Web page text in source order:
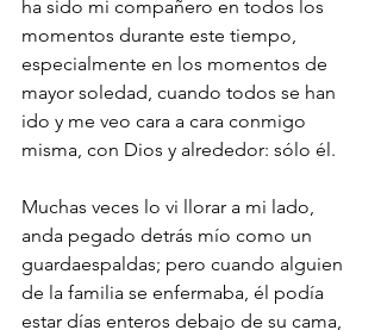
ha sido mi compañero en todos los
momentos durante este tiempo,
especialmente en los momentos de
mayor soledad, cuando todos se han
ido y me veo cara a cara conmigo
misma, con Dios y alrededor: sólo él.
Muchas veces lo vi llorar a mi lado,
anda pegado detrás mío como un
guardaespaldas; pero cuando alguien
de la familia se enfermaba, él podía
estar días enteros debajo de su cama,